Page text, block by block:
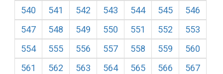
540
541 542 543 544 545
546
547
548 549 550 551 552
553
554
555 556 557 558 559
560
561
562 563 564 565 566
567